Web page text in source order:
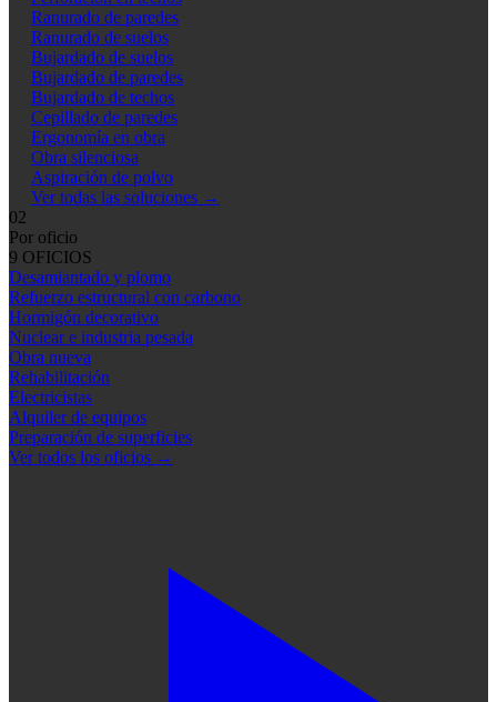
Ranurado de paredes
Ranurado de suelos
Bujardado de suelos
Bujardado de paredes
Bujardado de techos
Cepillado de paredes
Ergonomía en obra
Obra silenciosa
Aspiración de polvo
Ver todas las soluciones →
02
Por oficio
9 OFICIOS
Desamiantado y plomo
Refuerzo estructural con carbono
Hormigón decorativo
Nuclear e industria pesada
Obra nueva
Rehabilitación
Electricistas
Alquiler de equipos
Preparación de superficies
Ver todos los oficios →